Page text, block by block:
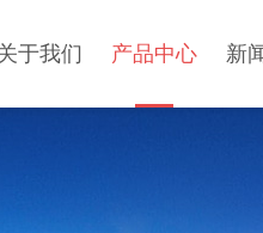
于我们 产品中心 新